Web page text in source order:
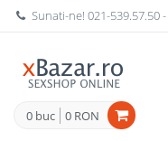
Sunati-ne!021-539.57.50
0 buc 0 RON